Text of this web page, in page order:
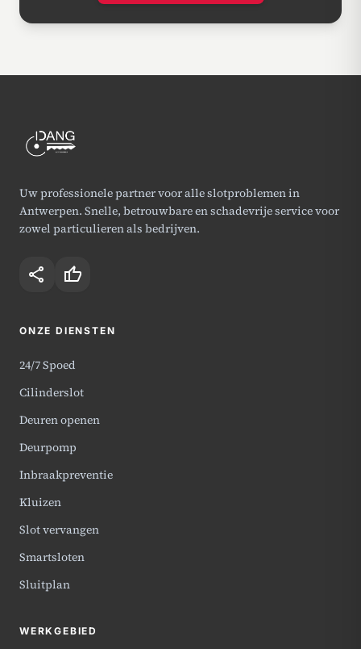
Uw professionele partner voor alle slotproblemen in
Antwerpen. Snelle, betrouwbare en schadevrije service voor
zowel particulieren als bedrijven.
share thumb_up
ONZE DIENSTEN
24/7 Spoed
Cilinderslot
Deuren openen
Deurpomp
Inbraakpreventie
Kluizen
Slot vervangen
Smartsloten
Sluitplan
WERKGEBIED